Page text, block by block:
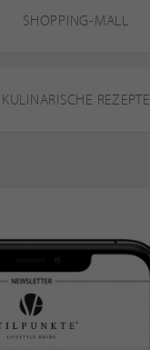
SHOPPING-MALL
KULINARISCHE REZEPTE